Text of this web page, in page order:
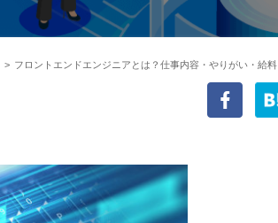
> フロントエンドエンジニアとは？仕事内容・やりがい・給料